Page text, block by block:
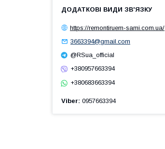
https://remontiruem-sami.com.ua/
3663394@gmail.com
@RSua_official
+380957663394
+380683663394
Viber 0957663394